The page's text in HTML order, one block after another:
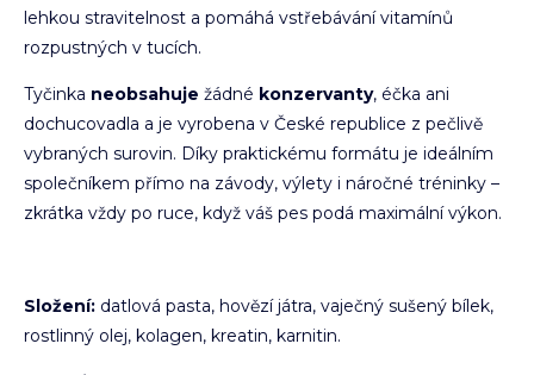
lehkou stravitelnost a pomáhá vstřebávání vitamínů
rozpustných v tucích.
Tyčinka neobsahuje žádné konzervanty, éčka ani
dochucovadla a je vyrobena v České republice z pečlivě
vybraných surovin. Díky praktickému formátu je ideálním
společníkem přímo na závody, výlety i náročné tréninky –
zkrátka vždy po ruce, když váš pes podá maximální výkon.
Složení: datlová pasta, hovězí játra, vaječný sušený bílek,
rostlinný olej, kolagen, kreatin, karnitin.